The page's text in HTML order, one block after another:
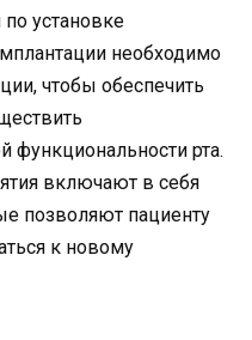
установке
необходимо
чтобы обеспечить
функциональности рта.
включают в себя
позволяют пациенту
к новому